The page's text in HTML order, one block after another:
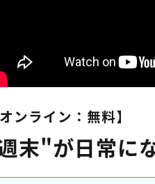
オンライン：無料】
末"が日常に